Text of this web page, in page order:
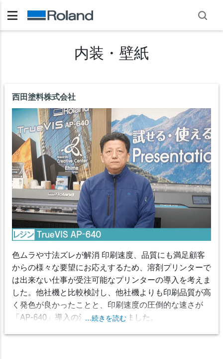
内装・壁紙
西田塗料株式会社
色ムラや寸法ズレが解消 印刷速度、品質にも満足顧客
からの様々な要望にお応えするため、溶剤プリンターで
は出来ない仕事が受注可能なプリンターの導入を考えま
した。他社機と比較検討し、他社機よりも印刷品質が高
く発色が良かったことと、印刷速度の圧倒的な速さが
「AP-640」導入の決め手となりました。
…続きを読む